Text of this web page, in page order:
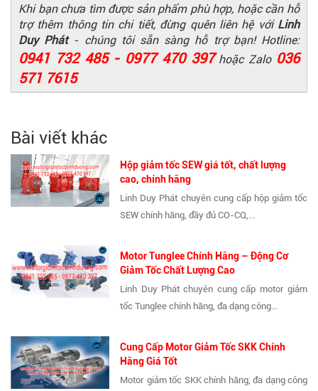
Khi bạn chưa tìm được sản phẩm phù hợp, hoặc cần hỗ
trợ thêm thông tin chi tiết, đừng quên liên hệ với Linh
Duy Phát- chúng tôi sẵn sàng hỗ trợ bạn! Hotline:
0941 732 485 - 0977 470 397hoặc Zalo 036
571 7615
Bài viết khác
Hộp giảm tốc SEW giá tốt, chất lượng
cao, chính hãng
Linh Duy Phát chuyên cung cấp hộp giảm tốc
SEW chính hãng, đầy đủ CO-CQ,...
Motor Tunglee Chính Hãng – Động Cơ
Giảm Tốc Chất Lượng Cao
Linh Duy Phát chuyên cung cấp motor giảm
tốc Tunglee chính hãng, đa dạng công...
Cung Cấp Motor Giảm Tốc SKK Chính
Hãng Giá Tốt
Motor giảm tốc SKK chính hãng, đa dạng công